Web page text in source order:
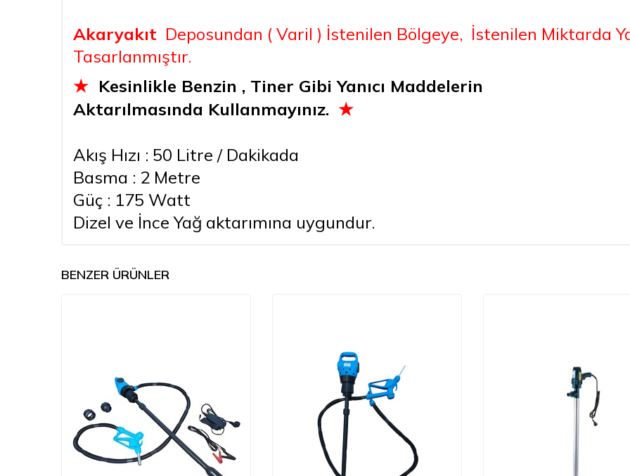
Akaryakıt Deposundan ( Varil ) İstenilen Bölgeye, İstenilen Miktarda
Tasarlanmıştır.
★ Kesinlikle Benzin , Tiner Gibi Yanıcı Maddelerin
Aktarılmasında Kullanmayınız. ★
Akış Hızı : 50 Litre / Dakikada
Basma : 2 Metre
Güç : 175 Watt
Dizel ve İnce Yağ aktarımına uygundur.
BENZER ÜRÜNLER